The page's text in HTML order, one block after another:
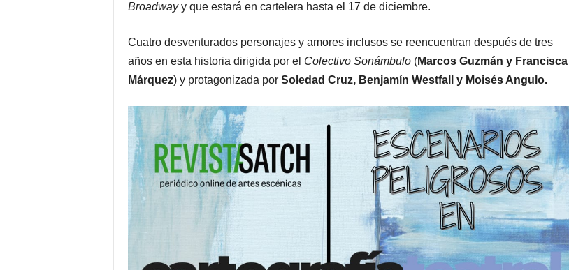
Broadwayy que estará en cartelera hasta el 17 de diciembre.
Cuatro desventurados personajes y amores inclusos se reencuentran después de tres
años en esta historia dirigida por el Colectivo Sonámbulo(Marcos Guzmán y Francisca
Márquez) y protagonizada por Soledad Cruz, Benjamín Westfall y Moisés Angulo.